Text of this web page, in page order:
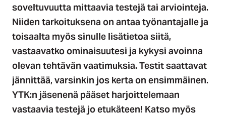
soveltuvuutta mittaavia testejä tai arviointeja.
Niiden tarkoituksena on antaa työnantajalle ja
toisaalta myös sinulle lisätietoa siitä,
vastaavatko ominaisuutesi ja kykysi avoinna
olevan tehtävän vaatimuksia. Testit saattavat
jännittää, varsinkin jos kerta on ensimmäinen.
YTK:n jäsenenä pääset harjoittelemaan
vastaavia testejä jo etukäteen! Katso myös